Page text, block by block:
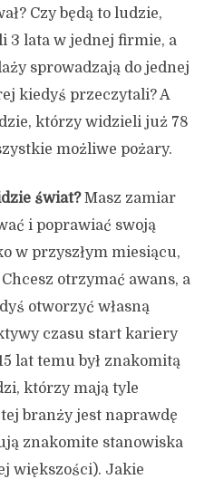
Czy będą to ludzie,
3 lata w jednej firmie, a
sprowadzają do jednej
kiedyś przeczytali? A
którzy widzieli już 78
możliwe pożary.
świat?Masz zamiar
i poprawiać swoją
w przyszłym miesiącu,
otrzymać awans, a
otworzyć własną
czasu start kariery
lat temu był znakomitą
którzy mają tyle
branży jest naprawdę
znakomite stanowiska
większości). Jakie